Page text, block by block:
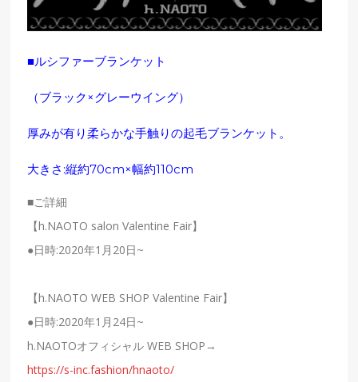
■ルシファーブランケット
（ブラック×グレーウイング）
厚みが有り柔らかな手触りの起毛ブランケット。
大きさ:縦約70cm×幅約110cm
■ご詳細
【h.NAOTO salon Valentine Fair】
●日時:2020年1月20日~
【h.NAOTO WEB SHOP Valentine Fair】
●日時:2020年1月24日~
h.NAOTOオフィシャル WEB SHOP→
https://s-inc.fashion/hnaoto/